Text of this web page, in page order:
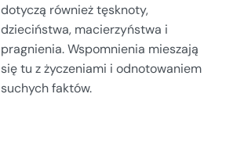
dotyczą również tęsknoty,
dzieciństwa, macierzyństwa i
pragnienia. Wspomnienia mieszają
się tu z życzeniami i odnotowaniem
suchych faktów.